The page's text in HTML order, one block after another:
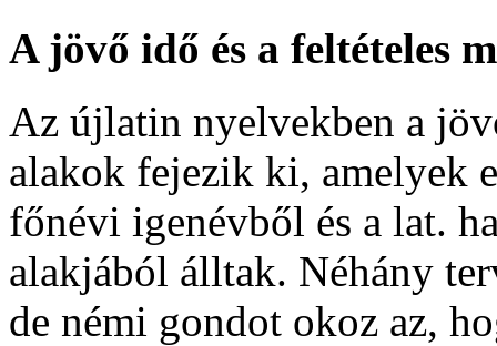
A jövő idő és a feltételes
Az újlatin nyelvekben a
alakok fejezik ki, amelyek
főnévi igenévből és a lat.
alakjából álltak. Néhány
de némi gondot okoz az,